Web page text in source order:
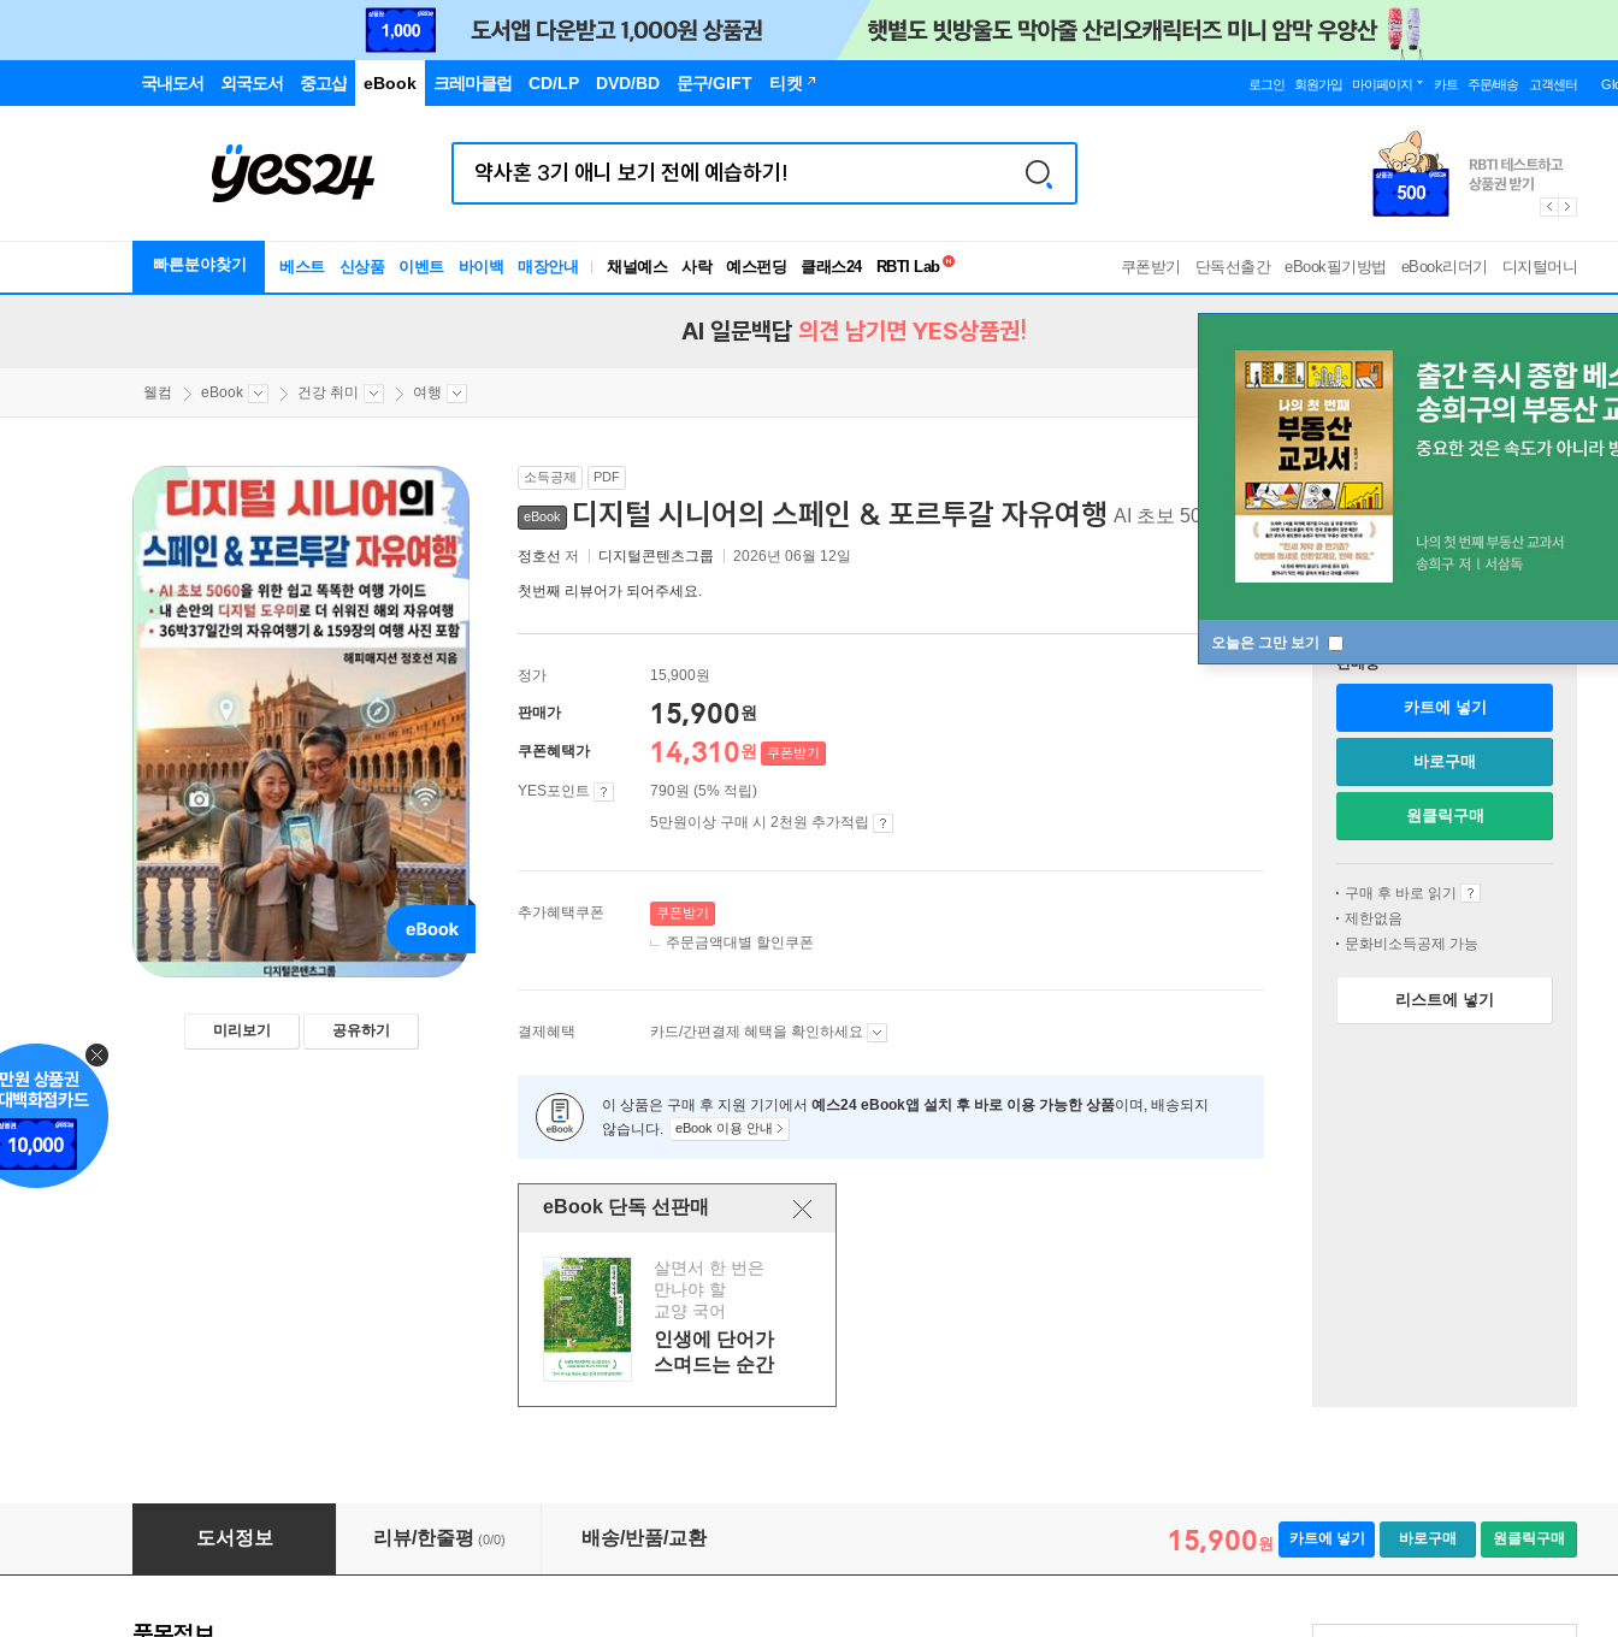
국내도서 외국도서 중고샵 eBook 크레마클럽 CD/LP DVD/BD 문구/GIFT 티켓 로그인 회원가입 마이페이지 카트 주문/배송 고객센터
빠른분야찾기 베스트 신상품 이벤트 바이백 매장안내 채널예스 사락 예스펀딩 클래스24
독서유형검사
쿠폰받기 단독선출간 eBook필기방법 eBook리더기 디지털머니
오늘은 그만 보기
AI 일문백답 의견 남기면 YES상품권!
웰컴 eBook 건강 취미 여행
미리보기 공유하기
소득공제 PDF
eBook 디지털 시니어의 스페인 & 포르투갈 자유여행 AI 초보 5060을 위한 쉽고 똑똑한 여행 가이드
정호선 저 디지털콘텐츠그룹 2026년 06월 12일
첫번째 리뷰어가 되어주세요.
정가 15,900원
판매가 15,900원
쿠폰혜택가 14,310원 쿠폰받기
YES포인트
790원 (5% 적립)
5만원이상 구매 시 2천원 추가적립
추가혜택쿠폰 쿠폰받기
주문금액대별 할인쿠폰
결제혜택 카드/간편결제 혜택을 확인하세요
이 상품은 구매 후 지원 기기에서 예스24 eBook앱 설치 후 바로 이용 가능한 상품이며, 배송되지
않습니다.
eBook 이용 안내
eBook 단독 선판매
살면서 한 번은
만나야 할
교양 국어
인생에 단어가
스며드는 순간
판매중
카트에 넣기
바로구매
원클릭구매
구매 후 바로 읽기
제한없음
문화비소득공제 가능
리스트에 넣기
디지털 시니어의 스페인 & 포르투갈 자유여행
도서정보 리뷰/한줄평 (0/0) 배송/반품/교환 15,900원 카트에 넣기 바로구매 원클릭구매